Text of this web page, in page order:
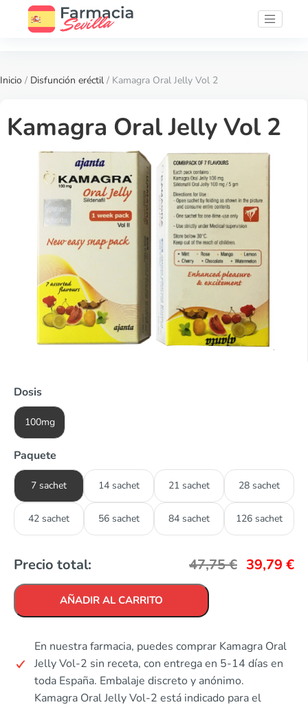
Inicio / Disfunción eréctil / Kamagra Oral Jelly Vol 2
Kamagra Oral Jelly Vol 2
Dosis
100mg
Paquete
7 sachet 14 sachet 21 sachet 28 sachet
42 sachet 56 sachet 84 sachet 126 sachet
Precio total: 47,75€ 39,79 €
AÑADIR AL CARRITO
En nuestra farmacia, puedes comprar Kamagra Oral
Jelly Vol-2 sin receta, con entrega en 5-14 días en
toda España. Embalaje discreto y anónimo.
Kamagra Oral Jelly Vol-2 está indicado para el